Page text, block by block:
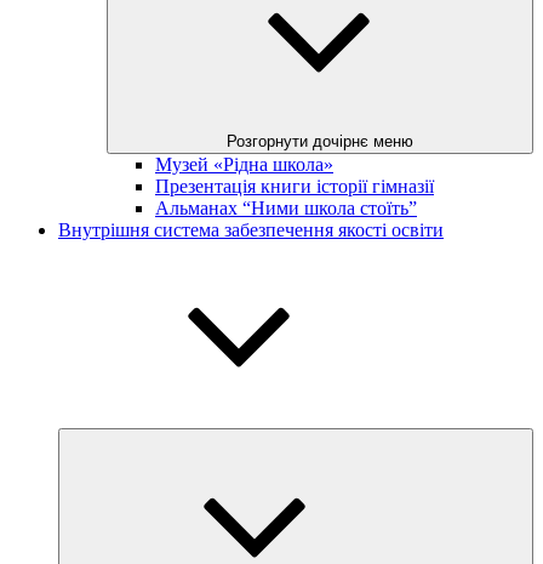
Розгорнути дочірнє меню
Музей «Рідна школа»
Презентація книги історії гімназії
Альманах “Ними школа стоїть”
Внутрішня система забезпечення якості освіти